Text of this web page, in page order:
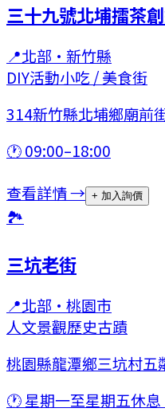
三十九號北埔擂茶
📍北部 · 新竹縣
DIY活動小吃 / 美食街
314新竹縣北埔鄉廟前
🕐09:00–18:00
查看詳情 → + 加入詢價
🏞
三坑老街
📍北部 · 桃園市
人文景觀歷史古蹟
桃園縣龍潭鄉三坑村五
🕐星期一至星期五休